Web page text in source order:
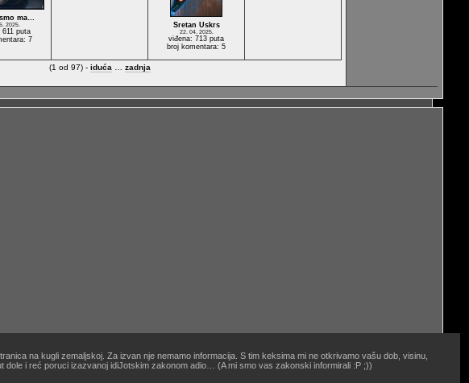
ma…
2025.
611 puta
7
Sretan Uskrs
22. 04. 2025.
viđena: 713 puta
broj komentara: 5
(1 od 97) - iduća zadnja
obavezno štivo!
na kugli zemaljskoj. Za izvan nje nemamo informacija. S tim keksima mi ne otkrivamo vašu dob, visinu,
dole i reć poruci izazvanoj idiJotskim zakonom adio… (A mi smo vas zakonski informirali :P ;))